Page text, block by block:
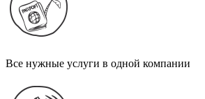
Все нужные услуги в одной компании